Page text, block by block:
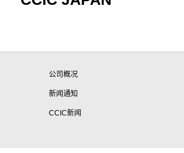
公司概况
新闻通知
CCIC新闻